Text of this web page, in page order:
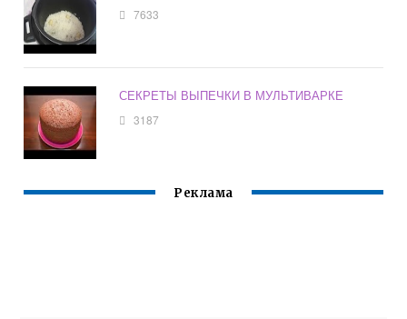
7633
СЕКРЕТЫ ВЫПЕЧКИ В МУЛЬТИВАРКЕ
3187
Реклама